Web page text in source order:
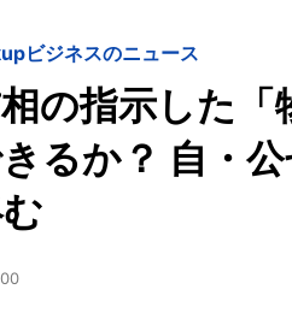
ビジネスのニュース
の指示した
るか？ 自・